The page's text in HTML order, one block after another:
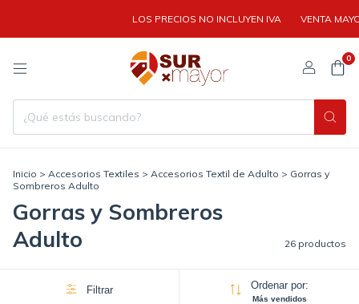
LOS PRECIOS NO INCLUYEN IVA VENTA
0
Inicio > Accesorios Textiles > Accesorios Textil de Adulto > Gorras y
Sombreros Adulto
Gorras y Sombreros
Adulto
26 productos
Filtrar Ordenar por:
Más vendidos